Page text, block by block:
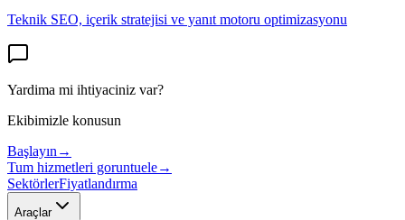
Teknik SEO, içerik stratejisi ve yanıt motoru optimizasyonu
Yardima mi ihtiyaciniz var?
Ekibimizle konusun
Başlayın →
Tum hizmetleri goruntuele→
SektörlerFiyatlandırma
Araçlar